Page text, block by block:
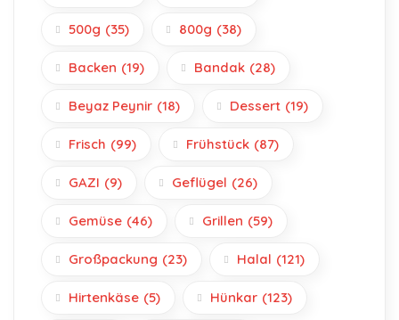
500g (35) 800g (38)
Backen (19) Bandak (28)
Beyaz Peynir (18) Dessert (19)
Frisch (99) Frühstück (87)
GAZI (9) Geflügel (26)
Gemüse (46) Grillen (59)
Großpackung (23) Halal (121)
Hirtenkäse (5) Hünkar (123)